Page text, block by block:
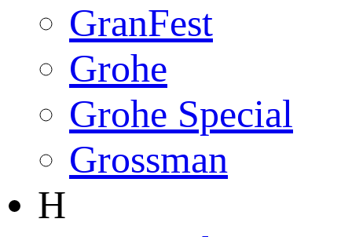
GranFest
Grohe
Grohe Special
Grossman
H